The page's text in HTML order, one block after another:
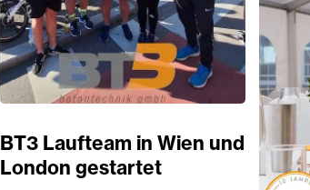
BT3 Laufteam in Wien und
London gestartet